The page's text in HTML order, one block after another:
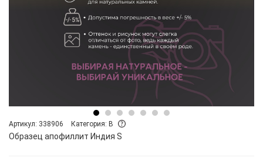
Артикул: 338906 Категория: B
Образец апофиллит Индия S